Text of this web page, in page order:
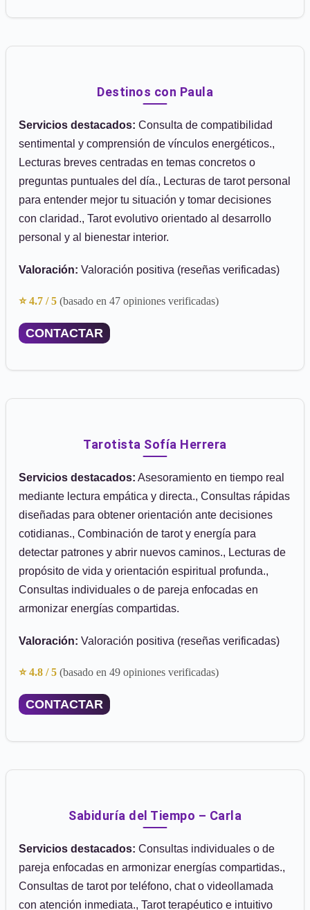
Destinos con Paula
Servicios destacados: Consulta de compatibilidad
sentimental y comprensión de vínculos energéticos.,
Lecturas breves centradas en temas concretos o
preguntas puntuales del día., Lecturas de tarot personal
para entender mejor tu situación y tomar decisiones
con claridad., Tarot evolutivo orientado al desarrollo
personal y al bienestar interior.
Valoración: Valoración positiva (reseñas verificadas)
⭐ 4.7 / 5 (basado en 47 opiniones verificadas)
CONTACTAR
Tarotista Sofía Herrera
Servicios destacados: Asesoramiento en tiempo real
mediante lectura empática y directa., Consultas rápidas
diseñadas para obtener orientación ante decisiones
cotidianas., Combinación de tarot y energía para
detectar patrones y abrir nuevos caminos., Lecturas de
propósito de vida y orientación espiritual profunda.,
Consultas individuales o de pareja enfocadas en
armonizar energías compartidas.
Valoración: Valoración positiva (reseñas verificadas)
⭐ 4.8 / 5 (basado en 49 opiniones verificadas)
CONTACTAR
Sabiduría del Tiempo – Carla
Servicios destacados: Consultas individuales o de
pareja enfocadas en armonizar energías compartidas.,
Consultas de tarot por teléfono, chat o videollamada
con atención inmediata., Tarot terapéutico e intuitivo